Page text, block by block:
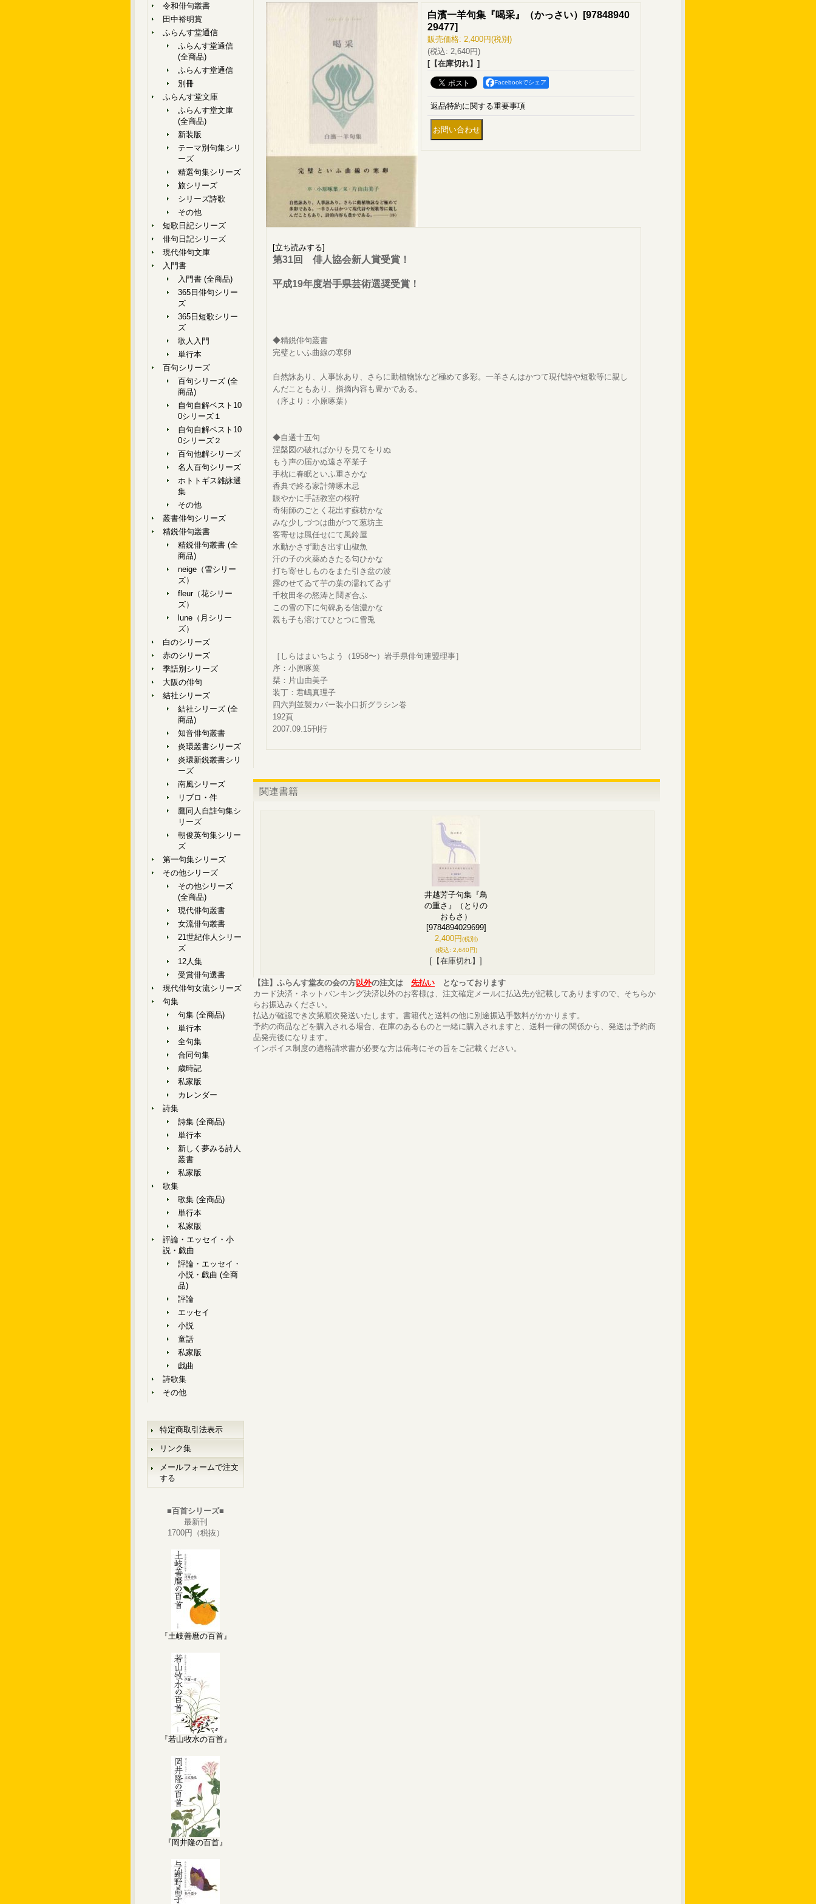
令和俳句叢書
田中裕明賞
ふらんす堂通信
ふらんす堂通信
(全商品)
ふらんす堂通信
別冊
ふらんす堂文庫
ふらんす堂文庫
(全商品)
新装版
テーマ別句集シリ
ーズ
精選句集シリーズ
旅シリーズ
シリーズ詩歌
その他
短歌日記シリーズ
俳句日記シリーズ
現代俳句文庫
入門書
入門書 (全商品)
365日俳句シリー
ズ
365日短歌シリー
ズ
歌人入門
単行本
百句シリーズ
百句シリーズ (全
商品)
自句自解ベスト10
0シリーズ１
自句自解ベスト10
0シリーズ２
百句他解シリーズ
名人百句シリーズ
ホトトギス雑詠選
集
その他
叢書俳句シリーズ
精鋭俳句叢書
精鋭俳句叢書 (全
商品)
neige（雪シリー
ズ）
fleur（花シリー
ズ）
lune（月シリー
ズ）
白のシリーズ
赤のシリーズ
季語別シリーズ
大阪の俳句
結社シリーズ
結社シリーズ (全
商品)
知音俳句叢書
炎環叢書シリーズ
炎環新鋭叢書シリ
ーズ
南風シリーズ
リブロ・件
鷹同人自註句集シ
リーズ
朝俊英句集シリー
ズ
第一句集シリーズ
その他シリーズ
その他シリーズ
(全商品)
現代俳句叢書
女流俳句叢書
21世紀俳人シリー
ズ
12人集
受賞俳句選書
現代俳句女流シリーズ
句集
句集 (全商品)
単行本
全句集
合同句集
歳時記
私家版
カレンダー
詩集
詩集 (全商品)
単行本
新しく夢みる詩人
叢書
私家版
歌集
歌集 (全商品)
単行本
私家版
評論・エッセイ・小
説・戯曲
評論・エッセイ・
小説・戯曲 (全商
品)
評論
エッセイ
小説
童話
私家版
戯曲
詩歌集
その他
特定商取引法表示
リンク集
メールフォームで注文
する
■百首シリーズ■
最新刊
1700円（税抜）
『土岐善麿の百首』
『若山牧水の百首』
『岡井隆の百首』
白濱一羊句集『喝采』（かっさい） [97848940
29477]
販売価格: 2,400円(税別)
(税込: 2,640円)
[【在庫切れ】]
Facebookでシェア
返品特約に関する重要事項
[立ち読みする]
第31回 俳人協会新人賞受賞！
平成19年度岩手県芸術選奨受賞！
◆精鋭俳句叢書
完璧といふ曲線の寒卵
自然詠あり、人事詠あり、さらに動植物詠など極めて多彩。一羊さんはかつて現代詩や短歌等に親し
んだこともあり、指摘内容も豊かである。
（序より：小原啄葉）
◆自選十五句
涅槃図の破ればかりを見てをりぬ
もう声の届かぬ遠さ卒業子
手枕に春眠といふ重さかな
香典で終る家計簿啄木忌
賑やかに手話教室の桜狩
奇術師のごとく花出す蘇枋かな
みな少しづつは曲がつて葱坊主
客寄せは風任せにて風鈴屋
水動かさず動き出す山椒魚
汗の子の火薬めきたる匂ひかな
打ち寄せしものをまた引き盆の波
露のせてゐて芋の葉の濡れてゐず
千枚田冬の怒涛と鬩ぎ合ふ
この雪の下に句碑ある信濃かな
親も子も溶けてひとつに雪兎
［しらはまいちよう（1958〜）岩手県俳句連盟理事］
序：小原啄葉
栞：片山由美子
装丁：君嶋真理子
四六判並製カバー装小口折グラシン巻
192頁
2007.09.15刊行
関連書籍
井越芳子句集『鳥
の重さ』（とりの
おもさ）
[9784894029699]
2,400円(税別)
(税込: 2,640円)
[【在庫切れ】]
【注】ふらんす堂友の会の方以外の注文は 先払い となっております
カード決済・ネットバンキング決済以外のお客様は、注文確定メールに払込先が記載してありますので、そちらか
らお振込みください。
払込が確認でき次第順次発送いたします。書籍代と送料の他に別途振込手数料がかかります。
予約の商品などを購入される場合、在庫のあるものと一緒に購入されますと、送料一律の関係から、発送は予約商
品発売後になります。
インボイス制度の適格請求書が必要な方は備考にその旨をご記載ください。